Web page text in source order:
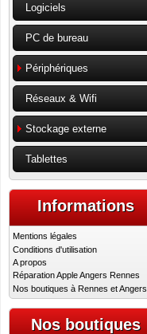
Logiciels
PC de bureau
Périphériques
Réseaux & Wifi
Stockage externe
Tablettes
Informations
Mentions légales
Conditions d'utilisation
A propos
Réparation Apple Angers Rennes
Nos boutiques à Rennes et Angers
Nos boutiques